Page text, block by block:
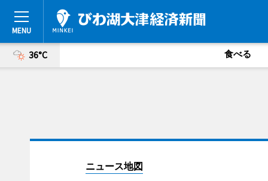
36°C 食べる
ニュース地図